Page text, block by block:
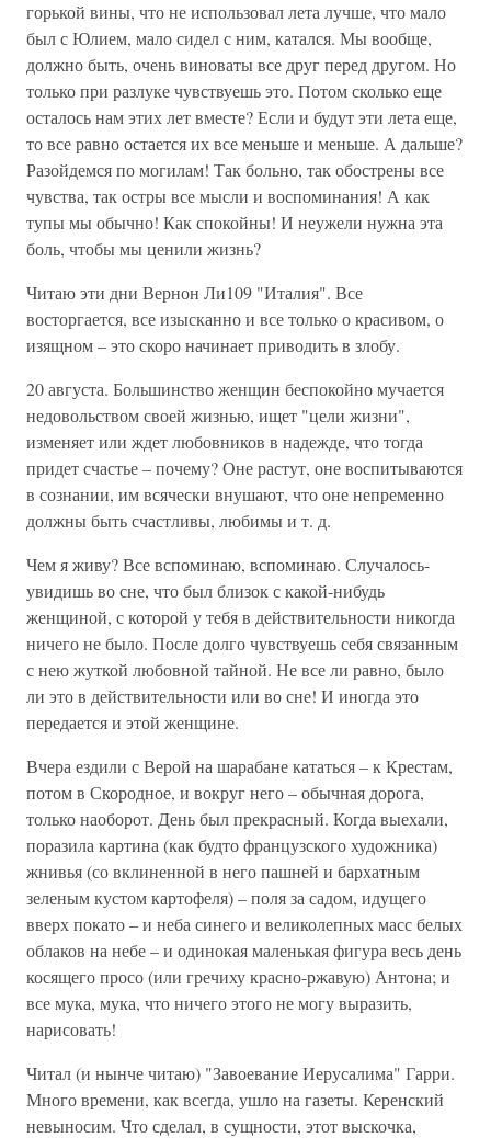
горькой вины, что не использовал лета лучше, что мало
был с Юлием, мало сидел с ним, катался. Мы вообще,
должно быть, очень виноваты все друг перед другом. Но
только при разлуке чувствуешь это. Потом сколько еще
осталось нам этих лет вместе? Если и будут эти лета еще,
то все равно остается их все меньше и меньше. А дальше?
Разойдемся по могилам! Так больно, так обострены все
чувства, так остры все мысли и воспоминания! А как
тупы мы обычно! Как спокойны! И неужели нужна эта
боль, чтобы мы ценили жизнь?
Читаю эти дни Вернон Ли109 "Италия". Все
восторгается, все изысканно и все только о красивом, о
изящном – это скоро начинает приводить в злобу.
20 августа. Большинство женщин беспокойно мучается
недовольством своей жизнью, ищет "цели жизни",
изменяет или ждет любовников в надежде, что тогда
придет счастье – почему? Оне растут, оне воспитываются
в сознании, им всячески внушают, что оне непременно
должны быть счастливы, любимы и т. д.
Чем я живу? Все вспоминаю, вспоминаю. Случалось-
увидишь во сне, что был близок с какой-нибудь
женщиной, с которой у тебя в действительности никогда
ничего не было. После долго чувствуешь себя связанным
с нею жуткой любовной тайной. Не все ли равно, было
ли это в действительности или во сне! И иногда это
передается и этой женщине.
Вчера ездили с Верой на шарабане кататься – к Крестам,
потом в Скородное, и вокруг него – обычная дорога,
только наоборот. День был прекрасный. Когда выехали,
поразила картина (как будто французского художника)
жнивья (со вклиненной в него пашней и бархатным
зеленым кустом картофеля) – поля за садом, идущего
вверх покато – и неба синего и великолепных масс белых
облаков на небе – и одинокая маленькая фигура весь день
косящего просо (или гречиху красно-ржавую) Антона; и
все мука, мука, что ничего этого не могу выразить,
нарисовать!
Читал (и нынче читаю) "Завоевание Иерусалима" Гарри.
Много времени, как всегда, ушло на газеты. Керенский
невыносим. Что сделал, в сущности, этот выскочка,